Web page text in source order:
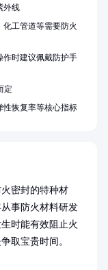
密封的特种材
事防火材料研发
时能有效阻止火
取宝贵时间。
外线
工管道等需要防火
作时建议佩戴防护手
定
性恢复率等核心指标